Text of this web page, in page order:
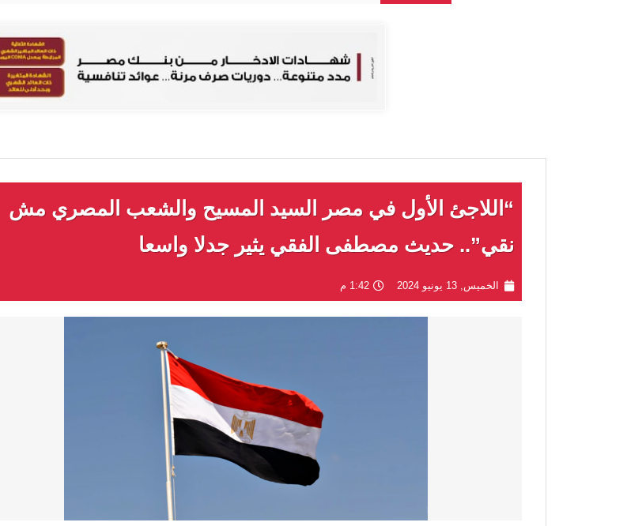
“اللاجئ الأول في مصر السيد المسيح والشعب المصري مش
نقي”.. حديث مصطفى الفقي يثير جدلا واسعا
الخميس, 13 يونيو 2024 1:42 م